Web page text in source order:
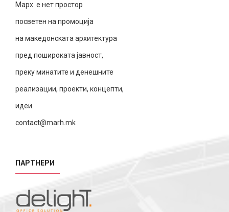
Марх е нет простор
посветен на промоција
на македонската архитектура
пред пошироката јавност,
преку минатите и денешните
реализации, проекти, концепти,
идеи.
contact@marh.mk
ПАРТНЕРИ